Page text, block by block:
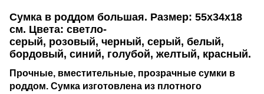
Сумка в роддом большая. Размер: 55х34х18
см. Цвета: светло-
серый, розовый, черный, серый, белый,
бордовый, синий, голубой, желтый, красный.
Прочные, вместительные, прозрачные сумки в
роддом. Сумка изготовлена из плотного